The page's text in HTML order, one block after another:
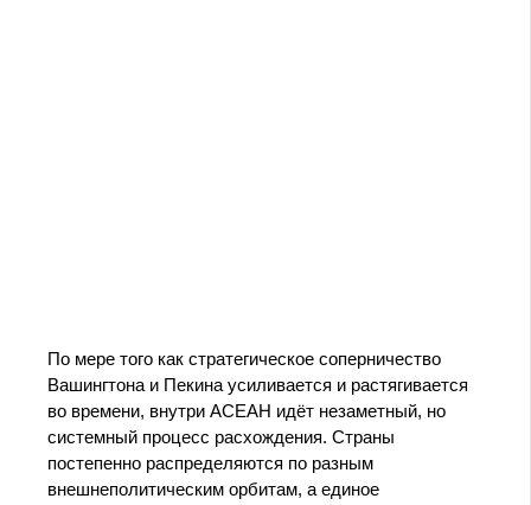
По мере того как стратегическое соперничество
Вашингтона и Пекина усиливается и растягивается
во времени, внутри АСЕАН идёт незаметный, но
системный процесс расхождения. Страны
постепенно распределяются по разным
внешнеполитическим орбитам, а единое